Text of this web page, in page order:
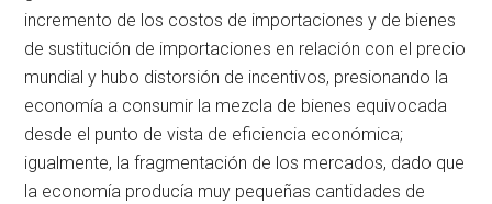
incremento de los costos de importaciones y de bienes
de sustitución de importaciones en relación con el precio
mundial y hubo distorsión de incentivos, presionando la
economía a consumir la mezcla de bienes equivocada
desde el punto de vista de eficiencia económica;
igualmente, la fragmentación de los mercados, dado que
la economía producía muy pequeñas cantidades de